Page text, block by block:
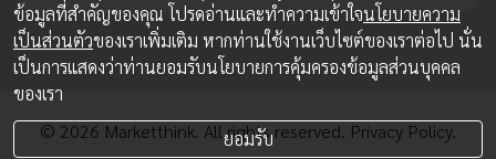
© 2026 Marketthink. All rights reserved. Privacy Policy.
ข้อมูลที่สำคัญของคุณ โปรดอ่านและทำความเข้าใจนโยบายความ
เป็นส่วนตัวของเราเพิ่มเติม หากท่านใช้งานเว็บไซต์ของเราต่อไป นั่น
เป็นการแสดงว่าท่านยอมรับนโยบายการคุ้มครองข้อมูลส่วนบุคคล
ของเรา
ยอมรับ